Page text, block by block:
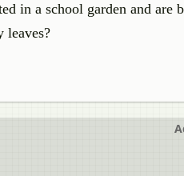
in a school garden and
leaves?